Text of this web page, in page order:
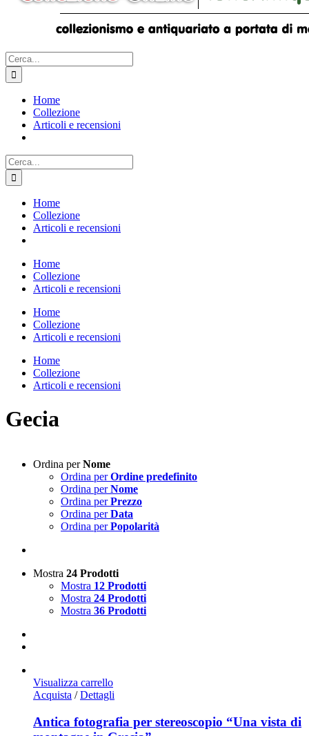
Cerca
per:
Home
Collezione
Articoli e recensioni
Cerca
per:
Home
Collezione
Articoli e recensioni
Home
Collezione
Articoli e recensioni
Home
Collezione
Articoli e recensioni
Home
Collezione
Articoli e recensioni
Gecia
Ordina perNome
Ordina perOrdine predefinito
Ordina perNome
Ordina perPrezzo
Ordina perData
Ordina perPopolarità
Mostra 24 Prodotti
Mostra 12 Prodotti
Mostra 24 Prodotti
Mostra 36 Prodotti
Visualizza carrello
Acquista / Dettagli
Antica fotografia per stereoscopio “Una vista di